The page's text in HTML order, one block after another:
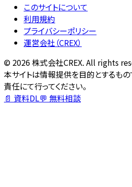
このサイトについて
利用規約
プライバシーポリシー
運営会社（CREX）
© 2026株式会社CREX. All rights
本サイトは情報提供を目的とするも
責任にて行ってください。
📄 資料DL💬 無料相談